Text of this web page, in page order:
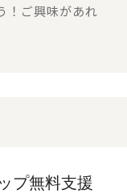
！ご興味があれ
プ無料支援